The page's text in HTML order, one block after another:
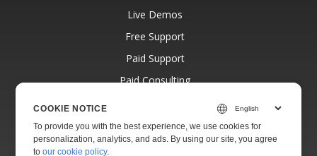
Live Demos
Free Support
Paid Support
Paid Consulting
Websites
About
COOKIE NOTICE
To provide you with the best experience, we use cookies for
personalization, analytics, and ads. By using our site, you agree
toour cookie policy.